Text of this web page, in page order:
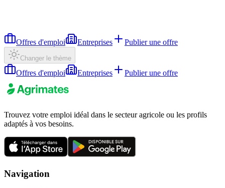
Offres d'emploi Entreprises Publier une offre
Changer le thème
Offres d'emploi Entreprises Publier une offre
Trouvez votre emploi idéal dans le secteur agricole ou les profils
adaptés à vos besoins.
Navigation